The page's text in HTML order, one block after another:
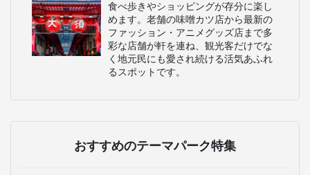
食べ歩きやショッピングが存分に楽し
めます。老舗の味噌カツ店から最新の
ファッション・アニメグッズ店まで多
彩な店舗が軒を連ね、観光客だけでな
く地元民にも愛され続ける活気あふれ
るスポットです。
おすすめのテーマパーク特集